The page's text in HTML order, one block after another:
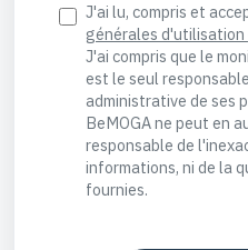
J'ai lu, compris et
générales d'utilisation
J'ai compris que le
est le seul
administrative de ses
BeMOGA ne peut en
responsable de
informations, ni de la
fournies.